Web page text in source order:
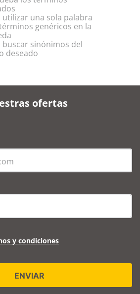
utilizar una sola palabra
genéricos en la
buscar sinónimos del
deseado
ofertas
y condiciones